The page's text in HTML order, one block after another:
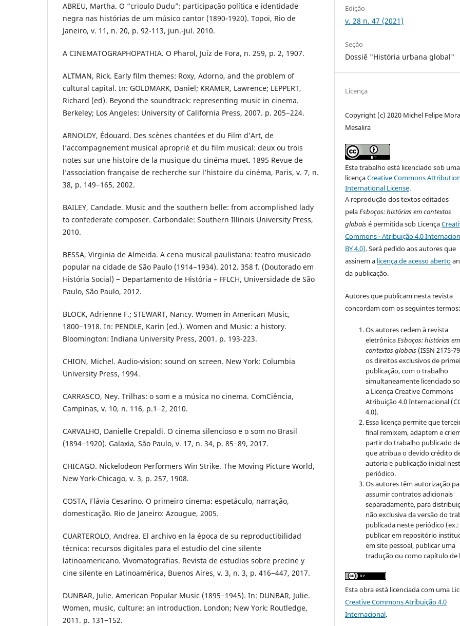
ABREU, Martha. O “crioulo Dudu”: participação política e identidade
negra nas histórias de um músico cantor (1890-1920). Topoi, Rio de
Janeiro, v. 11, n. 20, p. 92-113, jun.-jul. 2010.
A CINEMATOGRAPHOPATHIA. O Pharol, Juíz de Fora, n. 259, p. 2, 1907.
ALTMAN, Rick. Early film themes: Roxy, Adorno, and the problem of
cultural capital. In: GOLDMARK, Daniel; KRAMER, Lawrence; LEPPERT,
Richard (ed). Beyond the soundtrack: representing music in cinema.
Berkeley; Los Angeles: University of California Press, 2007. p. 205−224.
ARNOLDY, Édouard. Des scènes chantées et du Film d’Art, de
l’accompagnement musical aproprié et du film musical: deux ou trois
notes sur une histoire de la musique du cinéma muet. 1895 Revue de
l’association française de recherche sur l’histoire du cinéma, Paris, v. 7, n.
38, p. 149−165, 2002.
BAILEY, Candade. Music and the southern belle: from accomplished lady
to confederate composer. Carbondale: Southern Illinois University Press,
2010.
BESSA, Virginia de Almeida. A cena musical paulistana: teatro musicado
popular na cidade de São Paulo (1914−1934). 2012. 358 f. (Doutorado em
História Social) − Departamento de História – FFLCH, Universidade de São
Paulo, São Paulo, 2012.
BLOCK, Adrienne F.; STEWART, Nancy. Women in American Music,
1800−1918. In: PENDLE, Karin (ed.). Women and Music: a history.
Bloomington: Indiana University Press, 2001. p. 193-223.
CHION, Michel. Audio-vision: sound on screen. New York: Columbia
University Press, 1994.
CARRASCO, Ney. Trilhas: o som e a música no cinema. ComCiência,
Campinas, v. 10, n. 116, p.1−2, 2010.
CARVALHO, Danielle Crepaldi. O cinema silencioso e o som no Brasil
(1894−1920). Galaxia, São Paulo, v. 17, n. 34, p. 85−89, 2017.
CHICAGO. Nickelodeon Performers Win Strike. The Moving Picture World,
New York-Chicago, v. 3, p. 257, 1908.
COSTA, Flávia Cesarino. O primeiro cinema: espetáculo, narração,
domesticação. Rio de Janeiro: Azougue, 2005.
CUARTEROLO, Andrea. El archivo en la época de su reproductibilidad
técnica: recursos digitales para el estudio del cine silente
latinoamericano. Vivomatografias. Revista de estudios sobre precine y
cine silente en Latinoamérica, Buenos Aires, v. 3, n. 3, p. 416−447, 2017.
DUNBAR, Julie. American Popular Music (1895−1945). In: DUNBAR, Julie.
Women, music, culture: an introduction. London; New York: Routledge,
2011. p. 131−152.
Edição
v. 28 n. 47 (2021)
Seção
Dossiê "História urbana global"
Licença
Copyright (c) 2020 Michel Felipe
Mesalira
Este trabalho está licenciado sob uma
licençaCreative Commons
International License.
A reprodução dos textos editados
pelaEsboços: histórias em contextos
globaisé permitida sob Licença
Commons - Atribuição 4.0
BY 4.0). Será pedido aos autores que
assinem a licença de acesso aberto
da publicação.
Autores que publicam nesta revista
concordam com os seguintes termos:
Os autores cedem à revista
eletrônicaEsboços: histórias em
contextos globais (ISSN 2175-
os direitos exclusivos de
publicação, com o trabalho
simultaneamente licenciado
a Licença Creative Commons
Atribuição 4.0 Internacional
4.0).
Essa licença permite que
final remixem, adaptem e
partir do trabalho publicado
que atribua o devido crédito
autoria e publicação inicial
periódico.
Os autores têm autorização
assumir contratos adicionais
separadamente, para
não exclusiva da versão do
publicada neste periódico (ex.:
publicar em repositório
em site pessoal, publicar uma
tradução ou como capítulo de
Esta obra está licenciada com uma
Creative Commons Atribuição 4.0
Internacional.